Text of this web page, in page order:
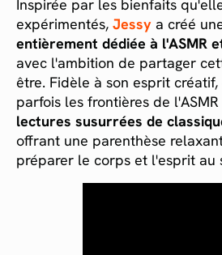
Inspirée par les bienfaits
expérimentés, Jessy a créé
entièrement dédiée à l'ASMR
avec l'ambition de partager
être. Fidèle à son esprit
parfois les frontières de l'ASMR
lectures susurrées de
offrant une parenthèse
préparer le corps et l'esprit au